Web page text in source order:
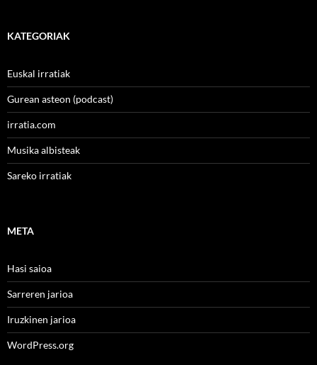
KATEGORIAK
Euskal irratiak
Gurean asteon (podcast)
irratia.com
Musika albisteak
Sareko irratiak
META
Hasi saioa
Sarreren jarioa
Iruzkinen jarioa
WordPress.org